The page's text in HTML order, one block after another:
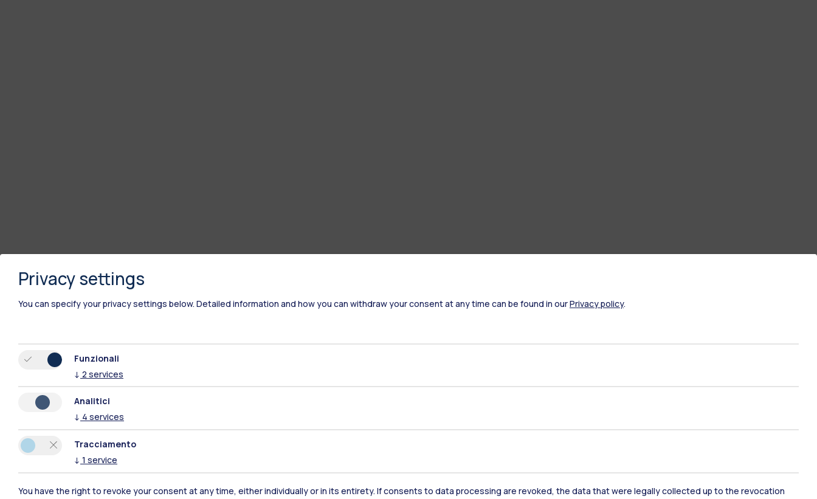
Polimi Community
Tutti i siti dell’ecosistema
Alumni Webeep Sport Pok
Privacy settings
You can specify your privacy settings below. Detailed information and how you can withdraw your consent at any time can be found in ourPrivacy policy.
Funzionali
↓ 2 services
Analitici
↓ 4 services
Tracciamento
↓ 1 service
You have the right to revoke your consent at any time, either individually or in its entirety. If consents to data processing are revoked, the data that were legally collected up to the revocation